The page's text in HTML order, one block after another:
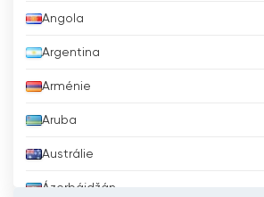
Angola
Argentina
Arménie
Aruba
Austrálie
Ázerbájdžán